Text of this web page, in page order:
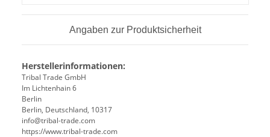
Angaben zur Produktsicherheit
Herstellerinformationen:
Tribal Trade GmbH
Im Lichtenhain 6
Berlin
Berlin, Deutschland, 10317
info@tribal-trade.com
https://www.tribal-trade.com